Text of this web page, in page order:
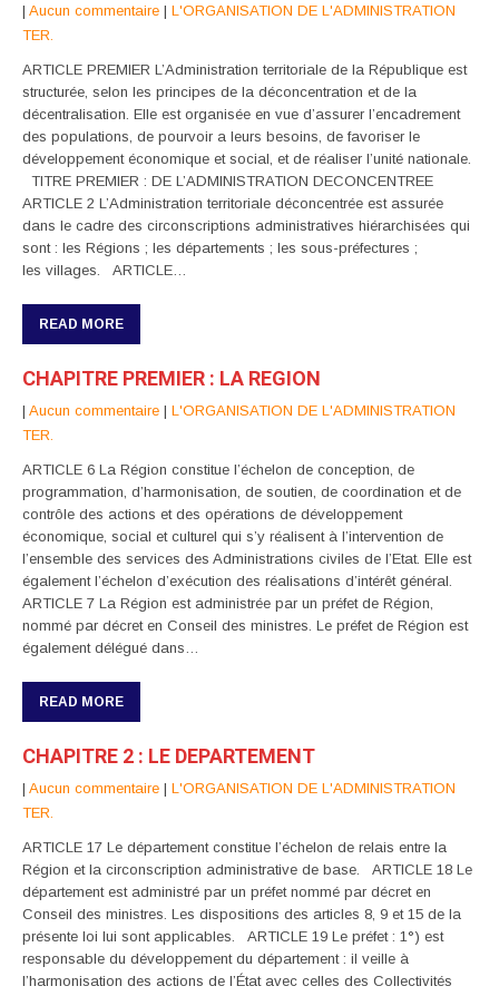
| Aucun commentaire | L'ORGANISATION DE L'ADMINISTRATION
TER.
ARTICLE PREMIER L’Administration territoriale de la République est
structurée, selon les principes de la déconcentration et de la
décentralisation. Elle est organisée en vue d’assurer l’encadrement
des populations, de pourvoir a leurs besoins, de favoriser le
développement économique et social, et de réaliser l’unité nationale.
TITRE PREMIER : DE L’ADMINISTRATION DECONCENTREE
ARTICLE 2 L’Administration territoriale déconcentrée est assurée
dans le cadre des circonscriptions administratives hiérarchisées qui
sont : les Régions ; les départements ; les sous-préfectures ;
les villages. ARTICLE…
READ MORE
CHAPITRE PREMIER : LA REGION
| Aucun commentaire | L'ORGANISATION DE L'ADMINISTRATION
TER.
ARTICLE 6 La Région constitue l’échelon de conception, de
programmation, d’harmonisation, de soutien, de coordination et de
contrôle des actions et des opérations de développement
économique, social et culturel qui s’y réalisent à l’intervention de
l’ensemble des services des Administrations civiles de l’Etat. Elle est
également l’échelon d’exécution des réalisations d’intérêt général.
ARTICLE 7 La Région est administrée par un préfet de Région,
nommé par décret en Conseil des ministres. Le préfet de Région est
également délégué dans…
READ MORE
CHAPITRE 2 : LE DEPARTEMENT
| Aucun commentaire | L'ORGANISATION DE L'ADMINISTRATION
TER.
ARTICLE 17 Le département constitue l’échelon de relais entre la
Région et la circonscription administrative de base. ARTICLE 18 Le
département est administré par un préfet nommé par décret en
Conseil des ministres. Les dispositions des articles 8, 9 et 15 de la
présente loi lui sont applicables. ARTICLE 19 Le préfet : 1°) est
responsable du développement du département : il veille à
l’harmonisation des actions de l’État avec celles des Collectivités